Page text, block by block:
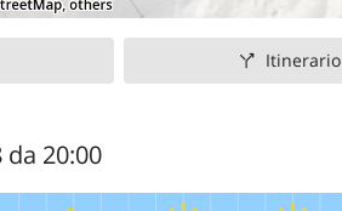
Itinerario
da 20:00